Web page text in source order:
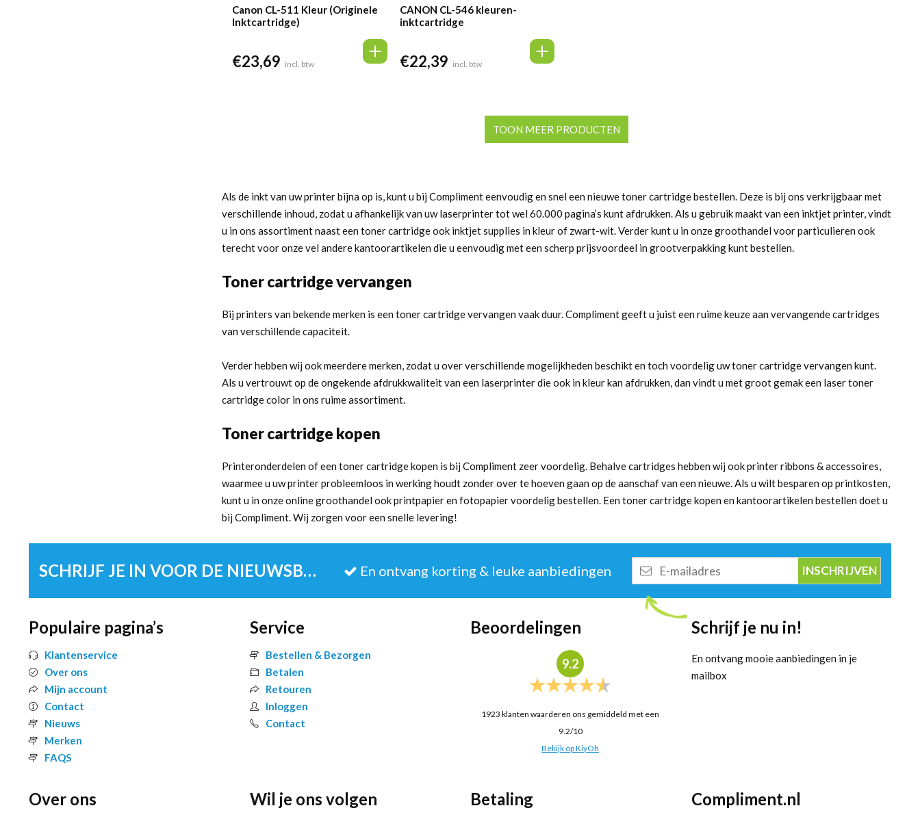
Canon CL-511 Kleur (Originele
Inktcartridge)
€23,69 incl. btw
CANON CL-546 kleuren-
inktcartridge
€22,39 incl. btw
TOON MEER PRODUCTEN
Als de inkt van uw printer bijna op is, kunt u bij Compliment eenvoudig en snel een nieuwe toner cartridge bestellen. Deze is bij ons verkrijgbaar met
verschillende inhoud, zodat u afhankelijk van uw laserprinter tot wel 60.000 pagina’s kunt afdrukken. Als u gebruik maakt van een inktjet printer, vindt
u in ons assortiment naast een toner cartridge ook inktjet supplies in kleur of zwart-wit. Verder kunt u in onze groothandel voor particulieren ook
terecht voor onze vel andere kantoorartikelen die u eenvoudig met een scherp prijsvoordeel in grootverpakking kunt bestellen.
Toner cartridge vervangen
Bij printers van bekende merken is een toner cartridge vervangen vaak duur. Compliment geeft u juist een ruime keuze aan vervangende cartridges
van verschillende capaciteit.
Verder hebben wij ook meerdere merken, zodat u over verschillende mogelijkheden beschikt en toch voordelig uw toner cartridge vervangen kunt.
Als u vertrouwt op de ongekende afdrukkwaliteit van een laserprinter die ook in kleur kan afdrukken, dan vindt u met groot gemak een laser toner
cartridge color in ons ruime assortiment.
Toner cartridge kopen
Printeronderdelen of een toner cartridge kopen is bij Compliment zeer voordelig. Behalve cartridges hebben wij ook printer ribbons & accessoires,
waarmee u uw printer probleemloos in werking houdt zonder over te hoeven gaan op de aanschaf van een nieuwe. Als u wilt besparen op printkosten,
kunt u in onze online groothandel ook printpapier en fotopapier voordelig bestellen. Een toner cartridge kopen en kantoorartikelen bestellen doet u
bij Compliment. Wij zorgen voor een snelle levering!
SCHRIJF JE IN VOOR DE NIEUWSBRIEF En ontvang korting & leuke aanbiedingen
mailadres
Populaire pagina’s
Klantenservice
Over ons
Mijn account
Contact
Nieuws
Merken
FAQS
Service
Bestellen & Bezorgen
Betalen
Retouren
Inloggen
Contact
Beoordelingen
9.2
1923 klanten waarderen ons gemiddeld met een
9.2/10
Bekijk op KiyOh
Schrijf je nu in!
En ontvang mooie aanbiedingen in je
mailbox
Over ons Wil je ons volgen Betaling Compliment.nl